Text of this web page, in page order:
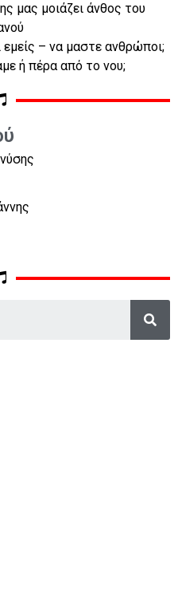
μας μοιάζει άνθος του
– να μαστε ανθρώποι;
ή πέρα από το νου;